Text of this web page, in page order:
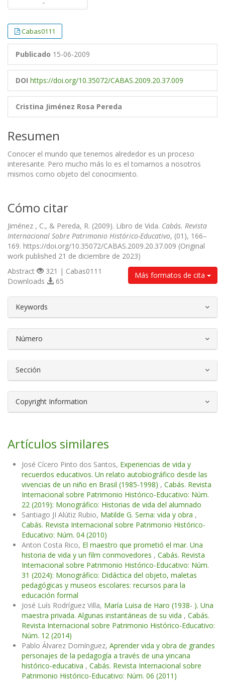
Cabas0111
Publicado 15-06-2009
DOI https://doi.org/10.35072/CABAS.2009.20.37.009
Cristina Jiménez Rosa Pereda
Resumen
Conocer el mundo que tenemos alrededor es un proceso
interesante. Pero mucho más lo es el tomarnos a nosotros
mismos como objeto del conocimiento.
Cómo citar
Jiménez , C., & Pereda, R. (2009). Libro de Vida. Cabás. Revista
Internacional Sobre Patrimonio Histórico-Educativo, (01), 166–
169. https://doi.org/10.35072/CABAS.2009.20.37.009 (Original
work published 21 de diciembre de 2023)
Más formatos de cita
Abstract
321 | Cabas0111
Downloads
65
Keywords
Número
Sección
Copyright Information
Artículos similares
José Cícero Pinto dos Santos, Experiencias de vida y
recuerdos educativos. Un relato autobiográfico desde las
vivencias de un niño en Brasil (1985-1998) , Cabás. Revista
Internacional sobre Patrimonio Histórico-Educativo: Núm.
22 (2019): Monográfico: Historias de vida del alumnado
Santiago JI Alútiz Rubio, Matilde G. Serna: vida y obra ,
Cabás. Revista Internacional sobre Patrimonio Histórico-
Educativo: Núm. 04 (2010)
Anton Costa Rico, El maestro que prometió el mar. Una
historia de vida y un film conmovedores , Cabás. Revista
Internacional sobre Patrimonio Histórico-Educativo: Núm.
31 (2024): Monográfico: Didáctica del objeto, maletas
pedagógicas y museos escolares: recursos para la
educación formal
José Luís Rodríguez Villa, María Luisa de Haro (1938- ). Una
maestra privada. Algunas instantáneas de su vida , Cabás.
Revista Internacional sobre Patrimonio Histórico-Educativo:
Núm. 12 (2014)
Pablo Álvarez Domínguez, Aprender vida y obra de grandes
personajes de la pedagogía a través de una yincana
histórico-educativa , Cabás. Revista Internacional sobre
Patrimonio Histórico-Educativo: Núm. 06 (2011)